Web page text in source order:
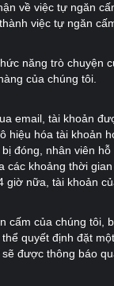
về việc tự ngăn
việc tự ngăn
năng trò chuyện
của chúng tôi.
email, tài khoản
hiệu hóa tài khoản
đóng, nhân viên
các khoảng thời
giờ nữa, tài khoản
cấm của chúng
quyết định đặt
được thông báo